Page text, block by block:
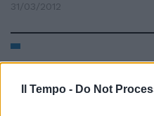
Il Tempo - Do Not
31/03/2012
La Capitale
29/05/2011